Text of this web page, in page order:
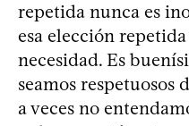
repetida nunca es
esa elección
necesidad. Es
seamos respetuosos
a veces no